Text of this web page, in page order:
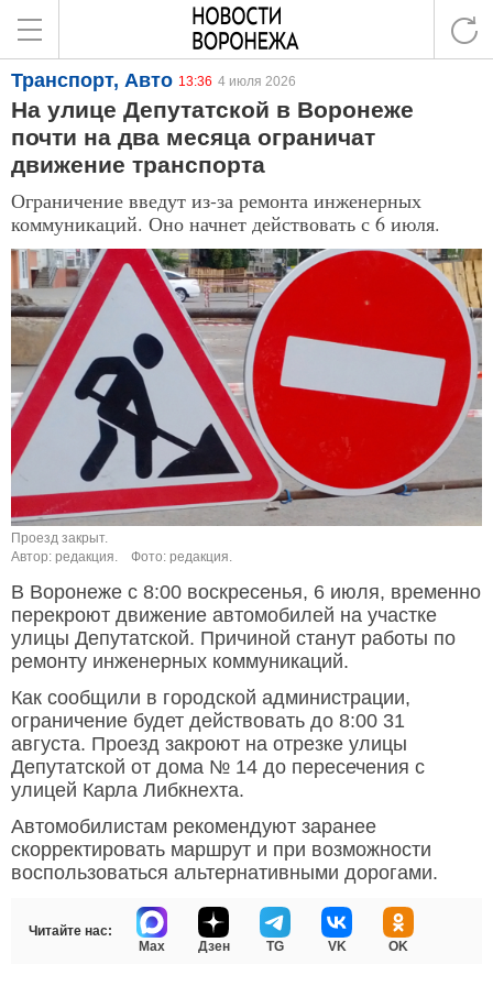
Транспорт, Авто 13:36 4 июля 2026
На улице Депутатской в Воронеже
почти на два месяца ограничат
движение транспорта
Ограничение введут из-за ремонта инженерных
коммуникаций. Оно начнет действовать с 6 июля.
Проезд закрыт.
Автор: редакция.
Фото: редакция.
В Воронеже с 8:00 воскресенья, 6 июля, временно
перекроют движение автомобилей на участке
улицы Депутатской. Причиной станут работы по
ремонту инженерных коммуникаций.
Как сообщили в городской администрации,
ограничение будет действовать до 8:00 31
августа. Проезд закроют на отрезке улицы
Депутатской от дома № 14 до пересечения с
улицей Карла Либкнехта.
Автомобилистам рекомендуют заранее
скорректировать маршрут и при возможности
воспользоваться альтернативными дорогами.
Читайте нас:
Max
Дзен TG VK OK